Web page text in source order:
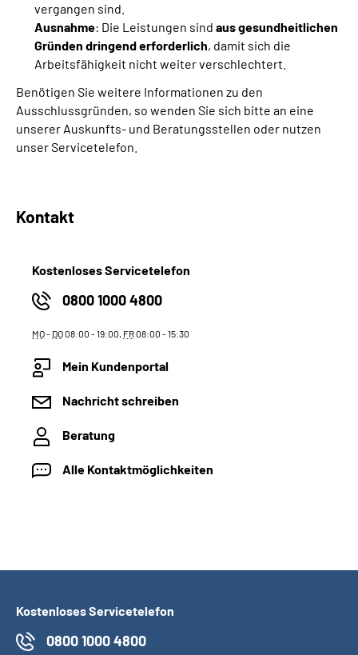
vergangen sind.
Ausnahme: Die Leistungen sind aus gesundheitlichen
Gründen dringend erforderlich, damit sich die
Arbeitsfähigkeit nicht weiter verschlechtert.
Benötigen Sie weitere Informationen zu den
Ausschlussgründen, so wenden Sie sich bitte an eine
unserer Auskunfts- und Beratungsstellen oder nutzen
unser Servicetelefon.
Kontakt
Kostenloses Servicetelefon
0800 1000 4800
MO- DO08:00 - 19:00, FR08:00 - 15:30
Mein Kundenportal
Nachricht schreiben
Beratung
Alle Kontaktmöglichkeiten
Kostenloses Servicetelefon
0800 1000 4800